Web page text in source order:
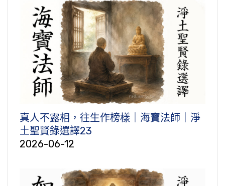
真人不露相，往生作榜樣｜海寶法師｜淨
土聖賢錄選譯23
2026-06-12